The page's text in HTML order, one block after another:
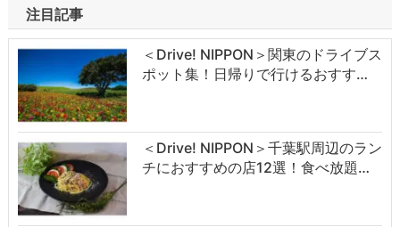
注目記事
＜Drive! NIPPON＞関東のドライブス
ポット集！日帰りで行けるおすす…
＜Drive! NIPPON＞千葉駅周辺のラン
チにおすすめの店12選！食べ放題…